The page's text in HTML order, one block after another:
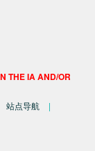
THE IA AND/OR
站点导航